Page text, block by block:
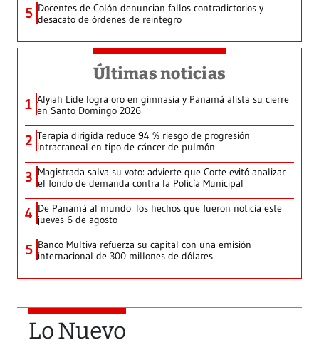
5 Docentes de Colón denuncian fallos contradictorios y
desacato de órdenes de reintegro
Últimas noticias
1 Alyiah Lide logra oro en gimnasia y Panamá alista su cierre
en Santo Domingo 2026
2 Terapia dirigida reduce 94 % riesgo de progresión
intracraneal en tipo de cáncer de pulmón
3 Magistrada salva su voto: advierte que Corte evitó analizar
el fondo de demanda contra la Policía Municipal
4 De Panamá al mundo: los hechos que fueron noticia este
jueves 6 de agosto
5 Banco Multiva refuerza su capital con una emisión
internacional de 300 millones de dólares
Lo Nuevo